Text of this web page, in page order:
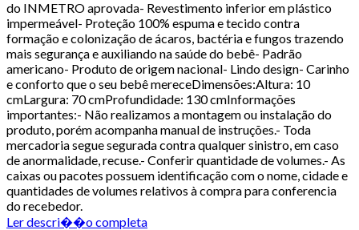
do INMETRO aprovada- Revestimento inferior em plástico
impermeável- Proteção 100% espuma e tecido contra
formação e colonização de ácaros, bactéria e fungos trazendo
mais segurança e auxiliando na saúde do bebê- Padrão
americano- Produto de origem nacional- Lindo design- Carinho
e conforto que o seu bebê mereceDimensões:Altura: 10
cmLargura: 70 cmProfundidade: 130 cmInformações
importantes:- Não realizamos a montagem ou instalação do
produto, porém acompanha manual de instruções.- Toda
mercadoria segue segurada contra qualquer sinistro, em caso
de anormalidade, recuse.- Conferir quantidade de volumes.- As
caixas ou pacotes possuem identificação com o nome, cidade e
quantidades de volumes relativos à compra para conferencia
do recebedor.
Ler descri��o completa